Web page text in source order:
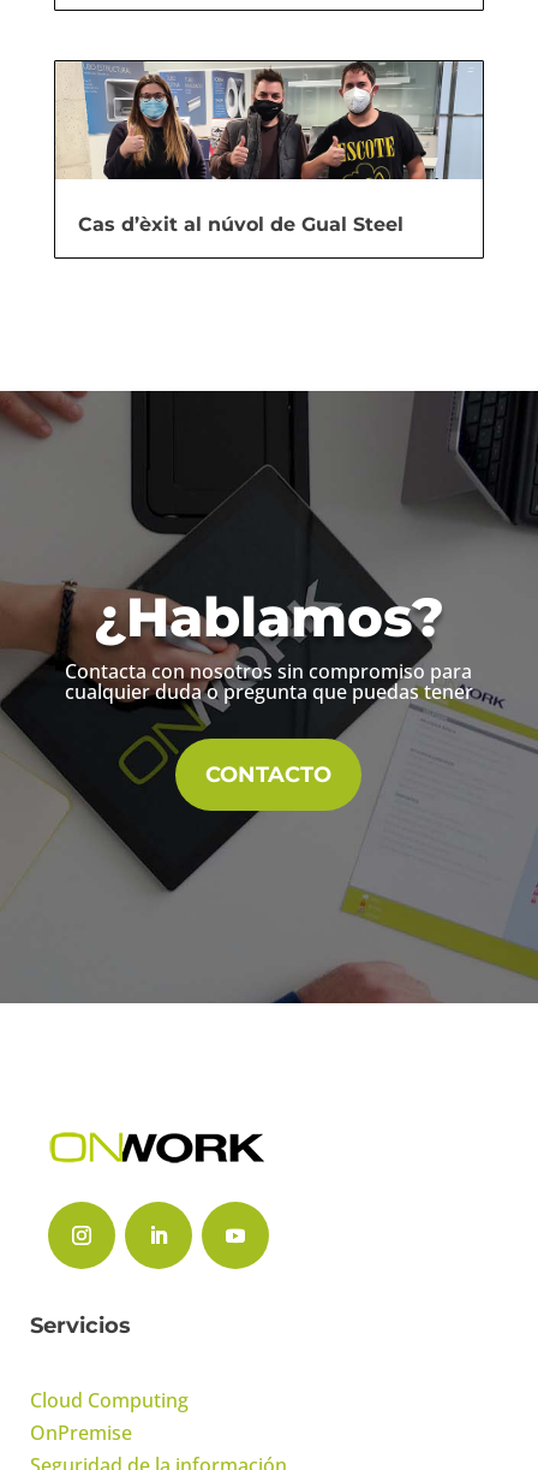
Cas d’èxit al núvol de Gual Steel
¿Hablamos?
Contacta con nosotros sin compromiso para
cualquier duda o pregunta que puedas tener
CONTACTO
Servicios
Cloud Computing
OnPremise